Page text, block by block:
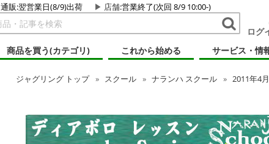
通販:翌営業日(8/9)出荷 店舗:営業終了(次回 8/9 10:00-)
ログ
商品を買う(カテゴリ)
これから始める サービス・情
ジャグリングトップ スクール ナランハ スクール 2011年4月